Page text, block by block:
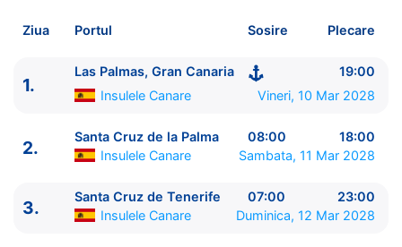
Plecare pe 10 Mar 2028
din Las Palmas, Gran
Sosire pe 17 Mar 2028in Las Palmas, Gran Canaria,
Insulele Canare
MSC Cruises
MSC Fantasia★★★★+
Ziua Portul Sosire Plecare
1.
Las Palmas, Gran Canaria
19:00
Insulele Canare
Vineri, 10 Mar 2028
2.
Santa Cruz de la Palma 08:00
18:00
Insulele Canare
Sambata, 11 Mar 2028
3.
Santa Cruz de Tenerife 07:00
23:00
Insulele Canare
Duminica, 12 Mar 2028